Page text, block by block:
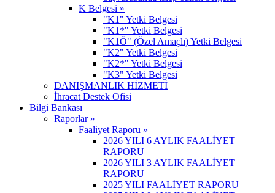
K Belgesi »
"K1" Yetki Belgesi
"K1*" Yetki Belgesi
"K1Ö" (Özel Amaçlı) Yetki Belgesi
"K2" Yetki Belgesi
"K2*" Yetki Belgesi
"K3" Yetki Belgesi
DANIŞMANLIK HİZMETİ
İhracat Destek Ofisi
Bilgi Bankası
Raporlar »
Faaliyet Raporu »
2026 YILI 6 AYLIK FAALİYET
RAPORU
2026 YILI 3 AYLIK FAALİYET
RAPORU
2025 YILI FAALİYET RAPORU